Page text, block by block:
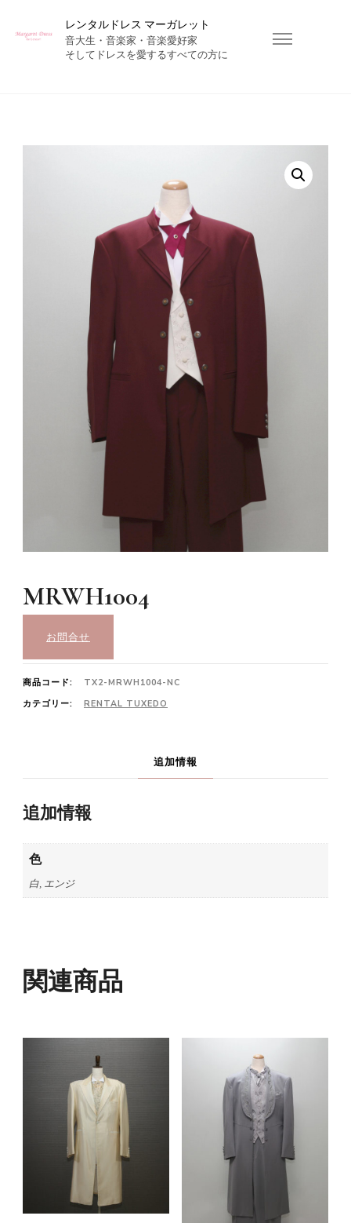
レンタルドレス マーガレット
音大生・音楽家・音楽愛好家
MRWH1004
お問合せ
商品コード:
TX2-MRWH1004-NC
カテゴリー:
RENTAL TUXEDO
追加情報
追加情報
色
白, エンジ
関連商品